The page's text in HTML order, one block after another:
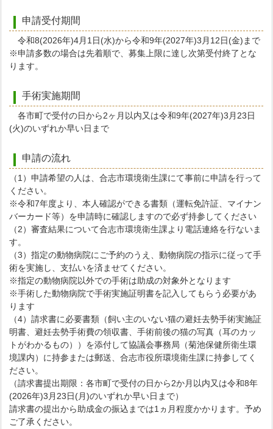
申請受付期間
令和8(2026年)4月1日(水)から令和9年(2027年)3月12日(金)まで
※申請多数の場合は先着順で、募集上限に達し次第受付終了とな
ります。
手術実施期間
各市町で受付の日から2ヶ月以内又は令和9年(2027年)3月23日
(火)のいずれか早い日まで
申請の流れ
（1）申請希望の人は、合志市環境衛生課にて事前に申請を行って
ください。
※令和7年度より、本人確認ができる書類（運転免許証、マイナン
バーカード等）を申請時に確認しますので必ず持参してください
（2）審査結果について合志市環境衛生課より電話連絡を行ないま
す。
（3）指定の動物病院にご予約のうえ、動物病院の指示に従って手
術を実施し、支払いを済ませてください。
※指定の動物病院以外での手術は助成の対象外となります
※手術した動物病院で手術実施証明書を記入してもらう必要があ
ります
（4）請求書に必要書類（飼い主のいない猫の避妊去勢手術実施証
明書、避妊去勢手術費の領収書、手術前後の猫の写真（耳のカッ
トがわかるもの））を添付して協議会事務局（菊池保健所衛生環
境課内）に持参または郵送、合志市役所環境衛生課に持参してく
ださい。
（請求書提出期限：各市町で受付の日から2か月以内又は令和8年
(2026年)3月23日(月)のいずれか早い日まで）
請求書の提出から助成金の振込までは1ヵ月程度かかります。予め
ご了承ください。